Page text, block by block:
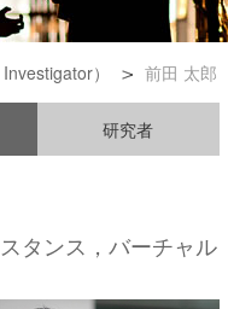
） 前田 太郎
研究者
タンス，バーチャル